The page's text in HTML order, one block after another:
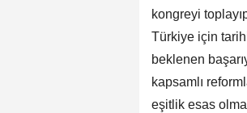
kongreyi
Türkiye için
beklenen
kapsamlı
eşitlik esas